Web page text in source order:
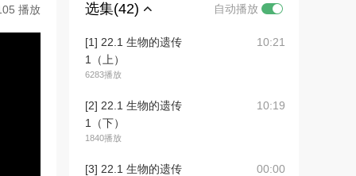
播放 选集(42) 自动播放
[1] 22.1 生物的遗传
1（上）
6283播放
10:21
[2] 22.1 生物的遗传
1（下）
1840播放
10:19
[3] 22.1 生物的遗传
00:00